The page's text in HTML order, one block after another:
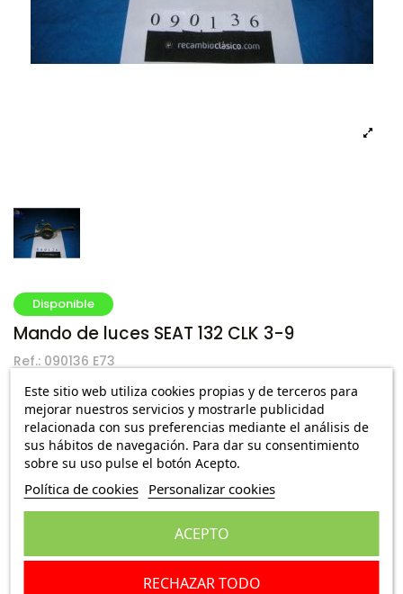
Disponible
Mando de luces SEAT 132 CLK 3-9
Ref.: 090136 E73
48,00 € 8,49 €Envío Peninsula
Escribe una reseña
Añadir a la cesta
Este sitio web utiliza cookies propias y de terceros para
mejorar nuestros servicios y mostrarle publicidad
relacionada con sus preferencias mediante el análisis de
sus hábitos de navegación. Para dar su consentimiento
sobre su uso pulse el botón Acepto.
Política de cookies Personalizar cookies
RECHAZAR TODO
ACEPTO